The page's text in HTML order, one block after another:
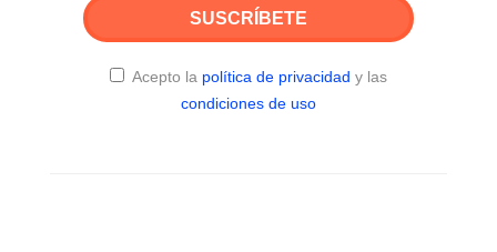
SUSCRÍBETE
Acepto la política de privacidad y las
condiciones de uso